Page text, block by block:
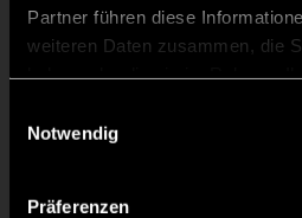
Partner führen diese
weiteren Daten zusammen, die
Notwendig
Präferenzen